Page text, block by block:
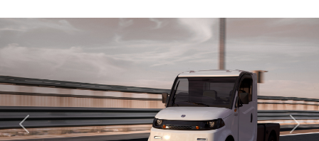
Zurück